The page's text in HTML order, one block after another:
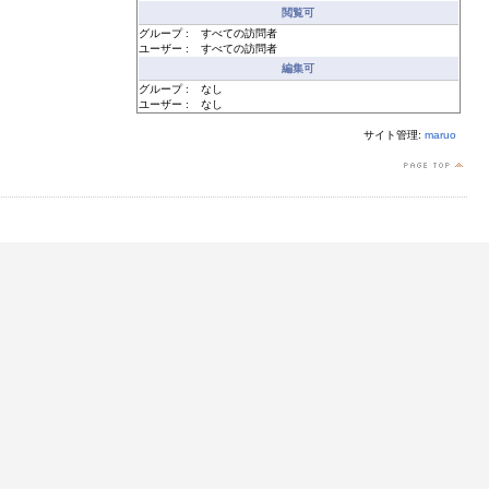
閲覧可
グループ :
すべての訪問者
ユーザー :
すべての訪問者
編集可
グループ :
なし
ユーザー :
なし
サイト管理: maruo